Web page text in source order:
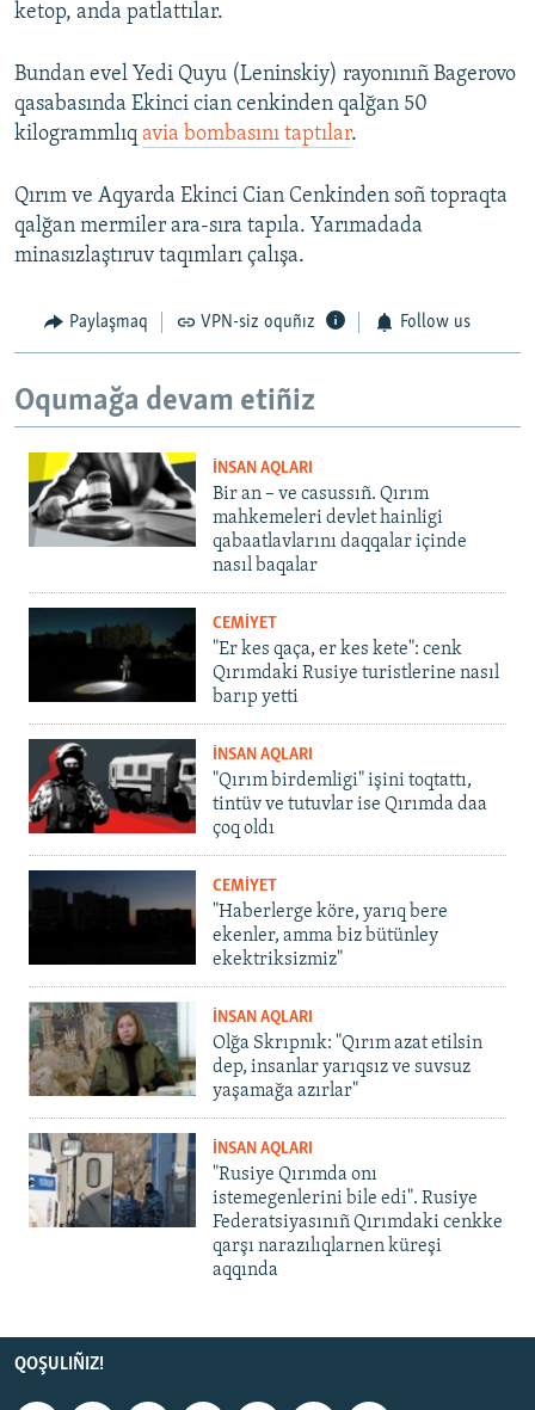
ketop, anda patlattılar.
Bundan evel Yedi Quyu (Leninskiy) rayonınıñ Bagerovo
qasabasında Ekinci cian cenkinden qalğan 50
kilogrammlıq avia bombasını taptılar.
Qırım ve Aqyarda Ekinci Cian Cenkinden soñ topraqta
qalğan mermiler ara-sıra tapıla. Yarımadada
minasızlaştıruv taqımları çalışa.
Paylaşmaq VPN-siz oquñız Follow us
Oqumağa devam etiñiz
İNSAN AQLARI
Bir an – ve casussıñ. Qırım
mahkemeleri devlet hainligi
qabaatlavlarını daqqalar içinde
nasıl baqalar
CEMİYET
"Er kes qaça, er kes kete": cenk
Qırımdaki Rusiye turistlerine nasıl
barıp yetti
İNSAN AQLARI
"Qırım birdemligi" işini toqtattı,
tintüv ve tutuvlar ise Qırımda daa
çoq oldı
CEMİYET
"Haberlerge köre, yarıq bere
ekenler, amma biz bütünley
ekektriksizmiz"
İNSAN AQLARI
Olğa Skrıpnık: "Qırım azat etilsin
dep, insanlar yarıqsız ve suvsuz
yaşamağa azırlar"
İNSAN AQLARI
"Rusiye Qırımda onı
istemegenlerini bile edi". Rusiye
Federatsiyasınıñ Qırımdaki cenkke
qarşı narazılıqlarnen küreşi
aqqında
QOŞULIÑIZ!